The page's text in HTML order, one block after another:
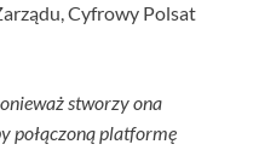
Cyfrowy Polsat
stworzy ona
połączoną platformę